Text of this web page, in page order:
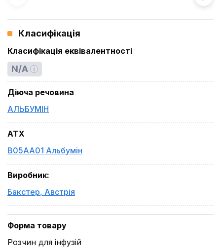
Класифікація
Класифікація еквівалентності
N/A
Діюча речовина
АЛЬБУМІН
ATX
B05AA01 Альбумін
Виробник:
Бакстер, Австрія
Форма товару
Розчин для інфузій